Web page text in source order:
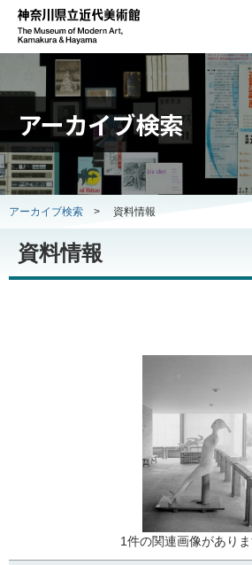
アーカイブ検索
アーカイブ検索 > 資料情報
資料情報
1件の関連画像がありま